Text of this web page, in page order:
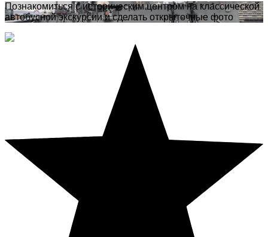
Познакомиться с историческим центром на классической
автобусной экскурсии и сделать открыточные фото